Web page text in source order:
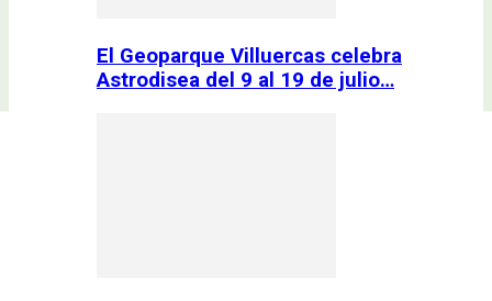
El Geoparque Villuercas celebra
Astrodisea del 9 al 19 de julio…